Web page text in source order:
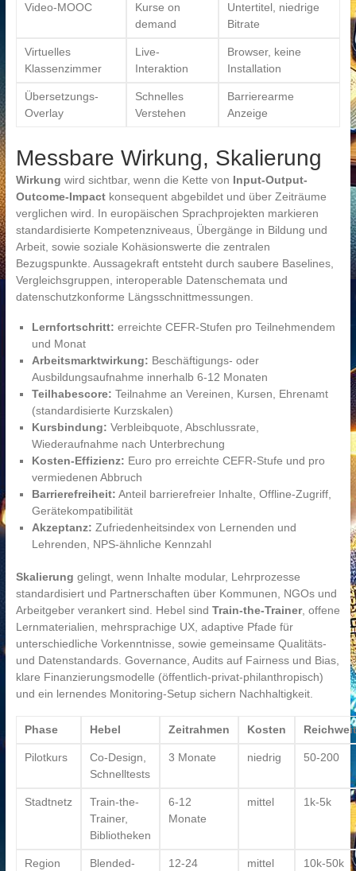
Video-MOOC
Kurse on
demand
Untertitel, niedrige
Bitrate
Virtuelles
Klassenzimmer
Live-
Interaktion
Browser, keine
Installation
Übersetzungs-
Overlay
Schnelles
Verstehen
Barrierearme
Anzeige
Messbare Wirkung, Skalierung
Wirkung wird sichtbar, wenn die Kette von Input-Output-
Outcome-Impactkonsequent abgebildet und über Zeiträume
verglichen wird. In europäischen Sprachprojekten markieren
standardisierte Kompetenzniveaus, Übergänge in Bildung und
Arbeit, sowie soziale Kohäsionswerte die zentralen
Bezugspunkte. Aussagekraft entsteht durch saubere Baselines,
Vergleichsgruppen, interoperable Datenschemata und
datenschutzkonforme Längsschnittmessungen.
Lernfortschritt: erreichte CEFR-Stufen pro Teilnehmendem
und Monat
Arbeitsmarktwirkung: Beschäftigungs- oder
Ausbildungsaufnahme innerhalb 6-12 Monaten
Teilhabescore: Teilnahme an Vereinen, Kursen, Ehrenamt
(standardisierte Kurzskalen)
Kursbindung: Verbleibquote, Abschlussrate,
Wiederaufnahme nach Unterbrechung
Kosten-Effizienz: Euro pro erreichte CEFR-Stufe und pro
vermiedenen Abbruch
Barrierefreiheit: Anteil barrierefreier Inhalte, Offline-Zugriff,
Gerätekompatibilität
Akzeptanz: Zufriedenheitsindex von Lernenden und
Lehrenden, NPS-ähnliche Kennzahl
Skalierung gelingt, wenn Inhalte modular, Lehrprozesse
standardisiert und Partnerschaften über Kommunen, NGOs und
Arbeitgeber verankert sind. Hebel sind Train-the-Trainer, offene
Lernmaterialien, mehrsprachige UX, adaptive Pfade für
unterschiedliche Vorkenntnisse, sowie gemeinsame Qualitäts-
und Datenstandards. Governance, Audits auf Fairness und Bias,
klare Finanzierungsmodelle (öffentlich-privat-philanthropisch)
und ein lernendes Monitoring-Setup sichern Nachhaltigkeit.
Phase Hebel Zeitrahmen Kosten
Pilotkurs
Co-Design,
Schnelltests
3 Monate niedrig 50-200
Stadtnetz
Train-the-
Trainer,
Bibliotheken
6-12
Monate
mittel 1k-5k
Region
Blended-
12-24
mittel 10k-50k